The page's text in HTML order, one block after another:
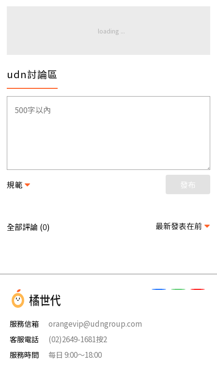
udn討論區
規範 發布
全部評論 (0) 最新發表在前
服務信箱
orangevip@udngroup.com
客服電話
(02)2649-1681按2
服務時間
每日 9:00～18:00